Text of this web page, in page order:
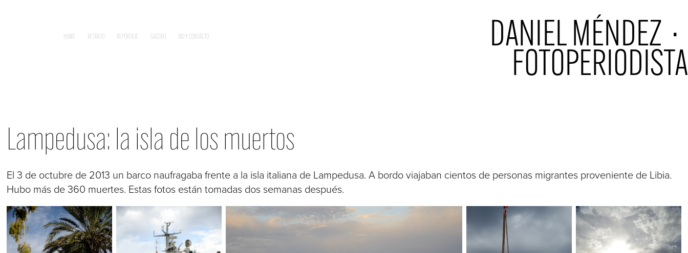
FOTOPERIODISTA
HOME RETRATO REPORTAJE GASTRO BIO Y CONTACTO
Lampedusa: la isla de los muertos
El 3 de octubre de 2013 un barco naufragaba frente a la isla italiana de Lampedusa. A bordo viajaban cientos de personas migrantes proveniente de Libia.
Hubo más de 360 muertes. Estas fotos están tomadas dos semanas después.